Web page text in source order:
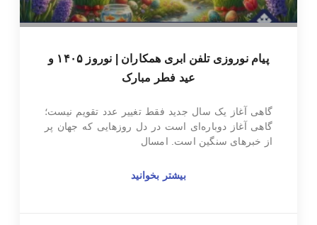
پیام نوروزی تلفن ابری همکاران | نوروز ۱۴۰۵ و
عید فطر مبارک
گاهی آغاز یک سال جدید فقط تغییر عدد تقویم نیست؛
گاهی آغاز دوباره‌ای است در دل روزهایی که جهان پر
از خبرهای سنگین است. امسال
بیشتر بخوانید